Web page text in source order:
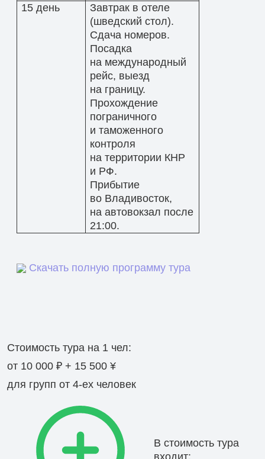
15 день
Завтрак в отеле
(шведский стол).
Сдача номеров.
Посадка
на международный
рейс, выезд
на границу.
Прохождение
пограничного
и таможенного
контроля
на территории КНР
и РФ.
Прибытие
во Владивосток,
на автовокзал после
21:00.
Скачать полную программу тура
Стоимость тура на 1 чел:
от 10 000 ₽ + 15 500 ¥
для групп от 4-ех человек
В стоимость тура
входит: